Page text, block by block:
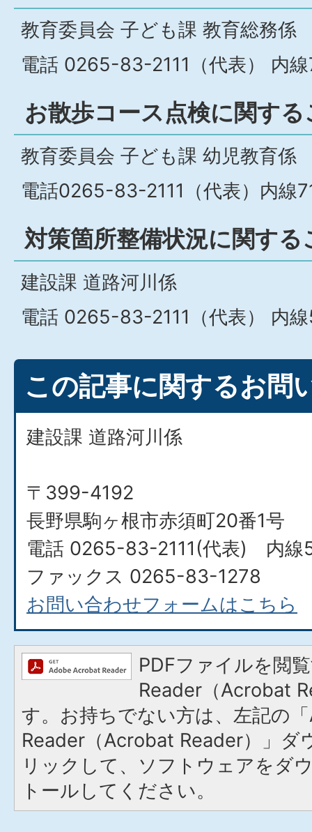
教育委員会 子ども課 教育総務係
電話 0265-83-2111（代表） 内
お散歩コース点検に関する
教育委員会 子ども課 幼児教育係
電話0265-83-2111（代表）内線
対策箇所整備状況に関する
建設課 道路河川係
電話 0265-83-2111（代表） 内
この記事に関するお問
建設課 道路河川係
〒399-4192
長野県駒ヶ根市赤須町20番1号
電話 0265-83-2111(代表) 内線
ファックス 0265-83-1278
お問い合わせフォームはこちら
PDFファイルを閲
Reader（Acrobat
す。お持ちでない方は、左記の
Reader（Acrobat Reader）」ダ
リックして、ソフトウェアをダ
トールしてください。